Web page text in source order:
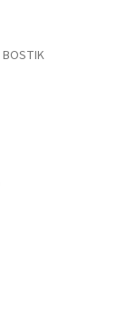
BOSTIK